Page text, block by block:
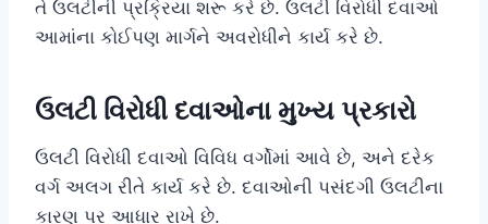
તે ઉલટીની પ્રક્રિયા શરૂ કરે છે. ઉલટી વિરોધી દવાઓ
આમાંના કોઈપણ માર્ગને અવરોધીને કાર્ય કરે છે.
ઉલટી વિરોધી દવાઓના મુખ્ય પ્રકારો
ઉલટી વિરોધી દવાઓ વિવિધ વર્ગોમાં આવે છે, અને દરેક
વર્ગ અલગ રીતે કાર્ય કરે છે. દવાઓની પસંદગી ઉલટીના
કારણ પર આધાર રાખે છે.